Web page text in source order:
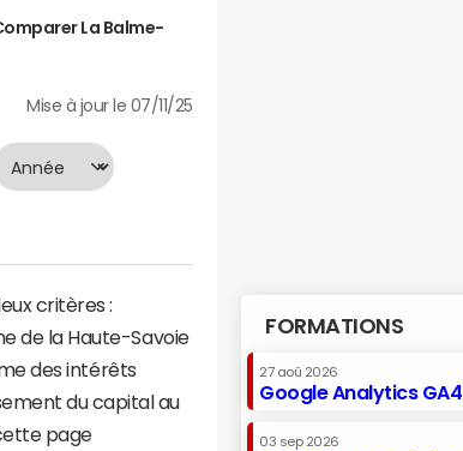
La Balme-
Mise à jour le 07/11/25
critères :
de la Haute-Savoie
des intérêts
du capital au
page
FORMATIONS
27 aoû 2026
Google Analytics GA4
03 sep 2026